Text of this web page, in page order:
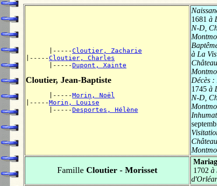
      |-----
Cloutier, Zacharie
|-----Cloutier, Charles
      |-----
Dupont, Xainte
Cloutier, Jean-Baptiste
      |-----
Morin, Noël
|-----Morin, Louise
      |-----
Desportes, Hélène
1681 à
N-D,
à La
Décès :
1745 à
N-D,
FamilleCloutier - Morisset
1702 à